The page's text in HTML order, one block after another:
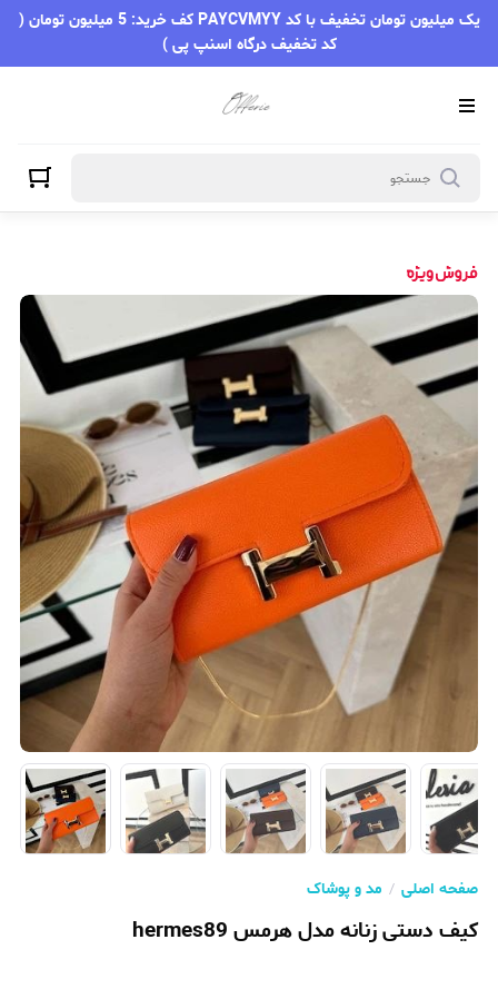
یک میلیون تومان تخفیف با کد PAYCVMYY کف خرید: 5 میلیون تومان (
کد تخفیف درگاه اسنپ پی )
صفحه اصلی مد و پوشاک
کیف دستی زنانه مدل هرمس hermes89